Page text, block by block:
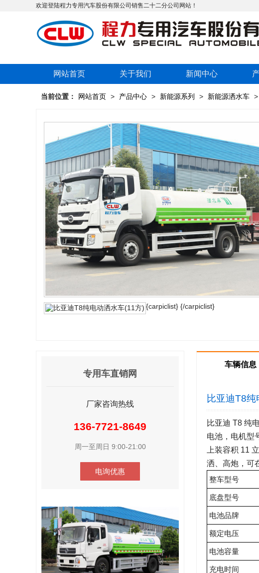
欢迎登陆程力专用汽车股份有限公司销售二十二分公司网站！
网站首页 关于我们 新闻中心
当前位置： 网站首页 > 产品中心 > 新能源系列 > 新能源洒水车 >
{carpiclist} {/carpiclist}
车辆信息
比亚迪T8
比亚迪 T8 纯
电池，电机型
上装容积 11
洒、高炮，可
整车型号
底盘型号
电池品牌
额定电压
电池容量
充电时间
专用车直销网
厂家咨询热线
136-7721-8649
周一至周日 9:00-21:00
电询优惠